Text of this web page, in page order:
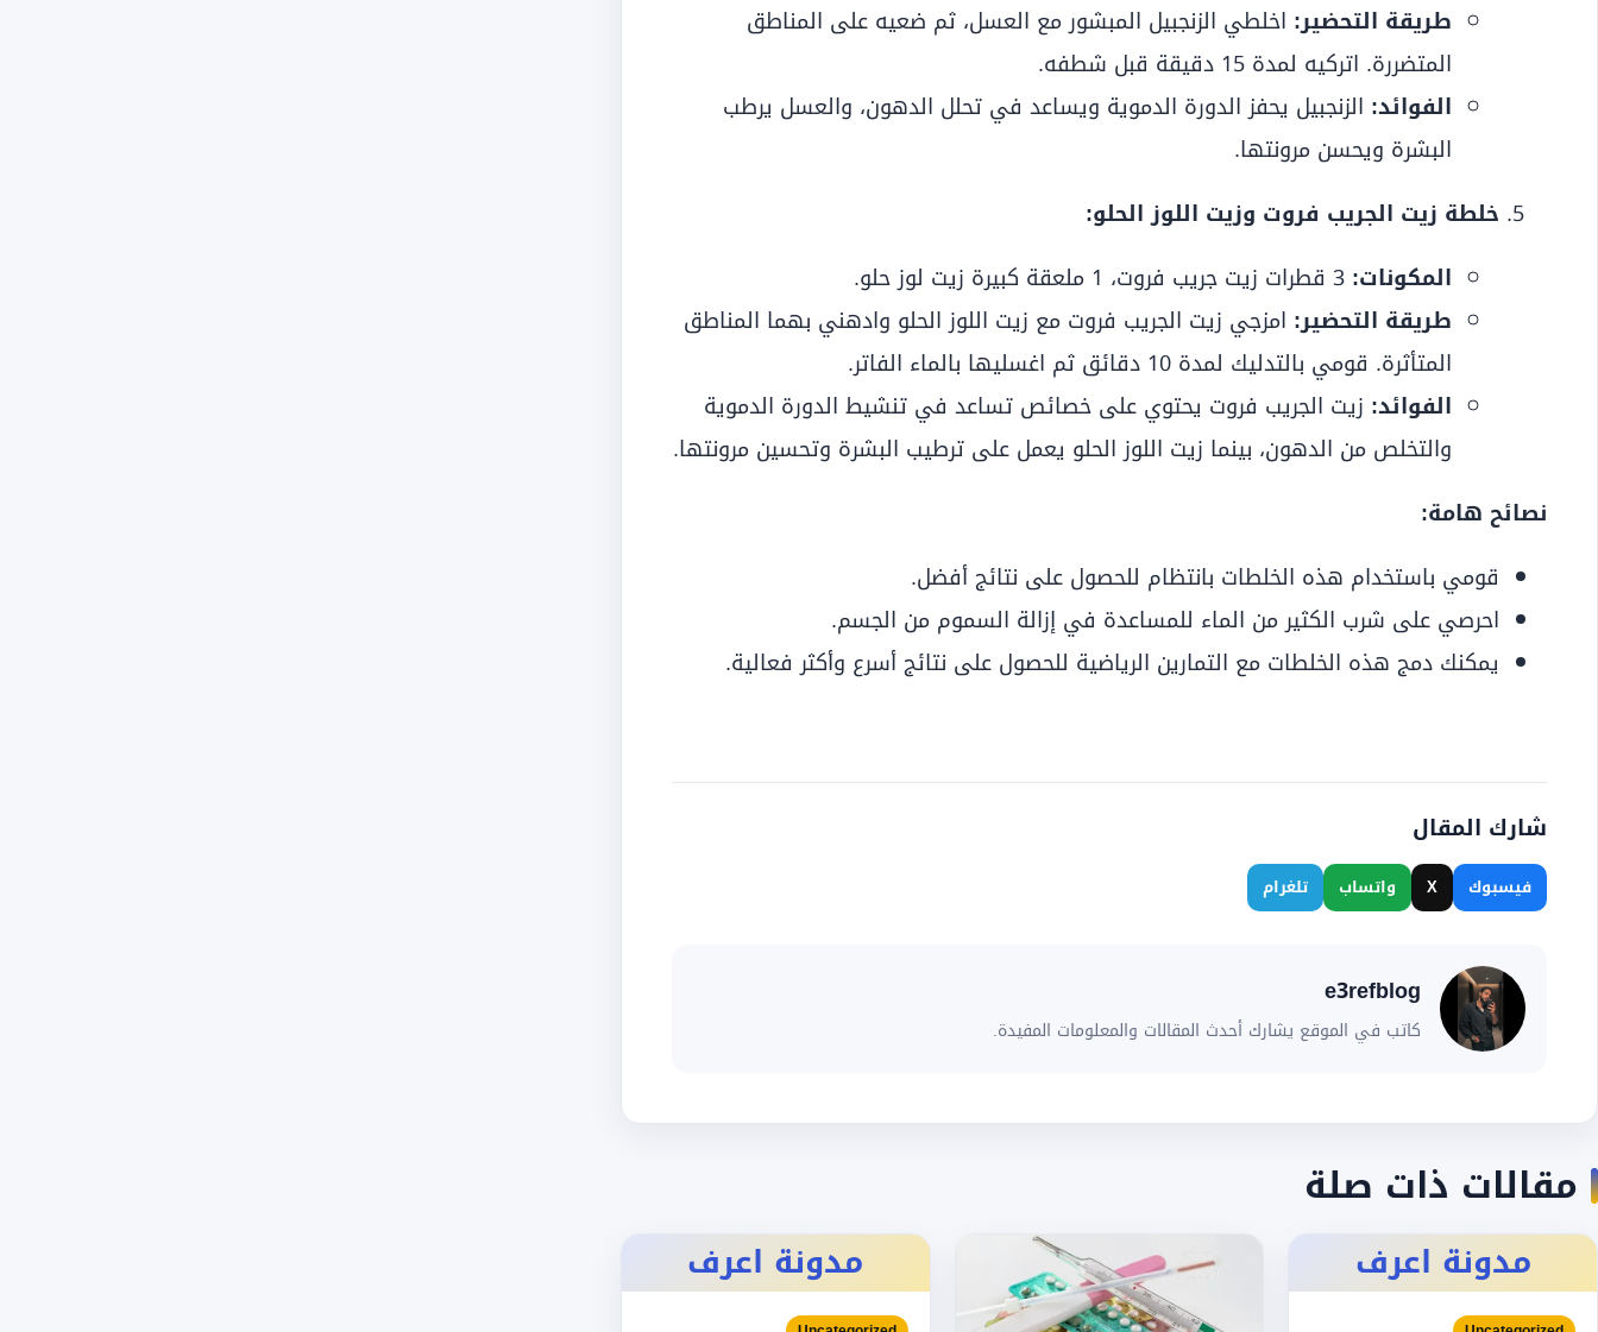
طريقة التحضير: اخلطي الزنجبيل المبشور مع العسل، ثم ضعيه على المناطق
المتضررة. اتركيه لمدة 15 دقيقة قبل شطفه.
الفوائد: الزنجبيل يحفز الدورة الدموية ويساعد في تحلل الدهون، والعسل يرطب
البشرة ويحسن مرونتها.
خلطة زيت الجريب فروت وزيت اللوز الحلو:
المكونات:
طريقة التحضير: امزجي زيت الجريب فروت مع زيت اللوز الحلو وادهني بهما المناطق
المتأثرة. قومي بالتدليك لمدة 10 دقائق ثم اغسليها بالماء الفاتر.
الفوائد: زيت الجريب فروت يحتوي على خصائص تساعد في تنشيط الدورة الدموية
والتخلص من الدهون، بينما زيت اللوز الحلو يعمل على ترطيب البشرة وتحسين مرونتها.
نصائح هامة:
قومي باستخدام هذه الخلطات بانتظام للحصول على نتائج أفضل.
احرصي على شرب الكثير من الماء للمساعدة في إزالة السموم من الجسم.
يمكنك دمج هذه الخلطات مع التمارين الرياضية للحصول على نتائج أسرع وأكثر فعالية.
شارك المقال
فيسبوك X واتساب تلغرام
e3refblog
كاتب في الموقع يشارك أحدث المقالات والمعلومات المفيدة.
مقالات ذات صلة
مدونة اعرف مدونة اعرف